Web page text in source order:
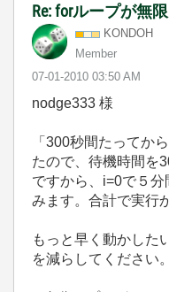
Re: forループが無
KONDOH
Member
‎07-01-2010 03:50 AM
nodge333 様
「300秒間たってか
たので、待機時間を
ですから、i=0で５
みます。合計で実行
もっと早く動かした
を減らしてください。